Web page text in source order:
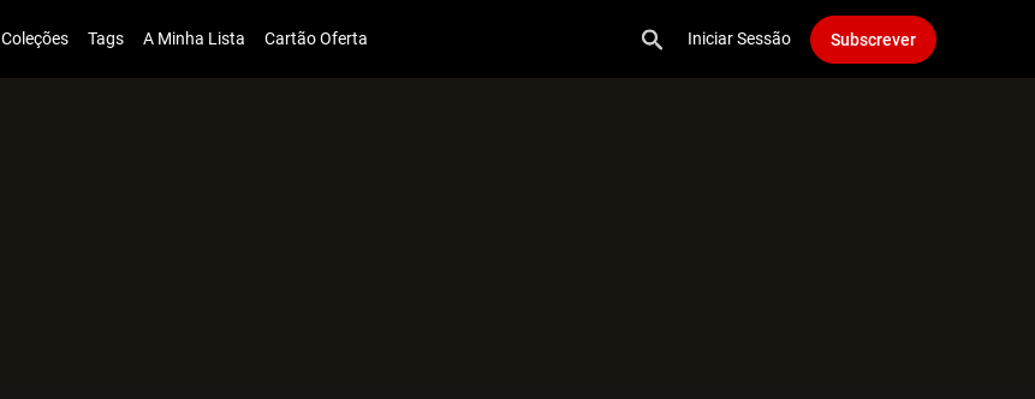
Coleções Tags A Minha Lista Cartão Oferta Iniciar Sessão Subscrever